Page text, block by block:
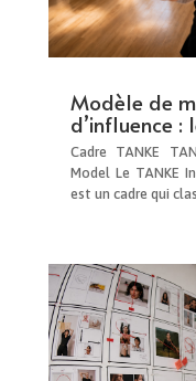
Modèle de
d’influence :
Cadre TANKE
Model Le TANKE
est un cadre qui